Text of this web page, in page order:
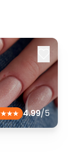
4.99/5